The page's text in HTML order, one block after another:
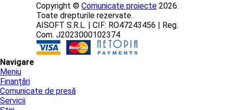
Copyright © Comunicate proiecte 2026.
Toate drepturile rezervate.
AISOFT S.R.L. | CIF: RO47243456 | Reg.
Com. J2023000102374
Navigare
Meniu
Finanțări
Comunicate de presă
Servicii